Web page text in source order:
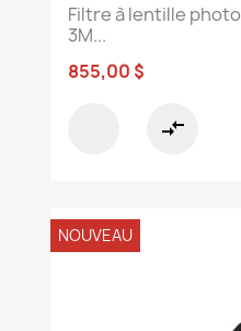
Filtre à lentille
3M...
855,00 $
compare_arrows
NOUVEAU